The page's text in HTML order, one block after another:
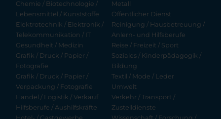
Chemie / Biotechnologie /
Lebensmittel / Kunststoffe
Elektrotechnik / Elektronik /
Telekommunikation / IT
Gesundheit / Medizin
Grafik / Druck / Papier /
Fotografie
Grafik / Druck / Papier /
Verpackung / Fotografie
Handel / Logistik / Verkauf
Hilfsberufe / Aushilfskräfte
Hotel- / Gastgewerbe
Metall
Öffentlicher Dienst
Reinigung / Hausbetreuung /
Anlern- und Hilfsberufe
Reise / Freizeit / Sport
Soziales / Kinderpädagogik /
Bildung
Textil / Mode / Leder
Umwelt
Verkehr / Transport /
Zustelldienste
Wissenschaft / Forschung /